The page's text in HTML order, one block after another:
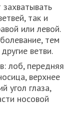
так и
или левой.
тем
ветви.
лоб, передняя
верхнее
угол глаза,
носовой